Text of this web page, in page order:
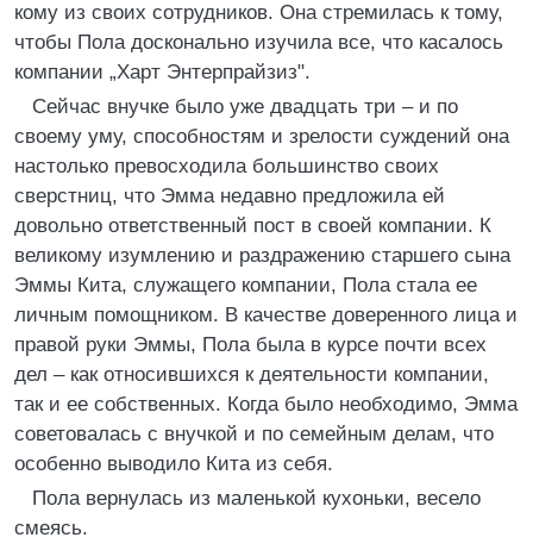
кому из своих сотрудников. Она стремилась к тому,
чтобы Пола досконально изучила все, что касалось
компании „Харт Энтерпрайзиз".
Сейчас внучке было уже двадцать три – и по
своему уму, способностям и зрелости суждений она
настолько превосходила большинство своих
сверстниц, что Эмма недавно предложила ей
довольно ответственный пост в своей компании. К
великому изумлению и раздражению старшего сына
Эммы Кита, служащего компании, Пола стала ее
личным помощником. В качестве доверенного лица и
правой руки Эммы, Пола была в курсе почти всех
дел – как относившихся к деятельности компании,
так и ее собственных. Когда было необходимо, Эмма
советовалась с внучкой и по семейным делам, что
особенно выводило Кита из себя.
Пола вернулась из маленькой кухоньки, весело
смеясь.